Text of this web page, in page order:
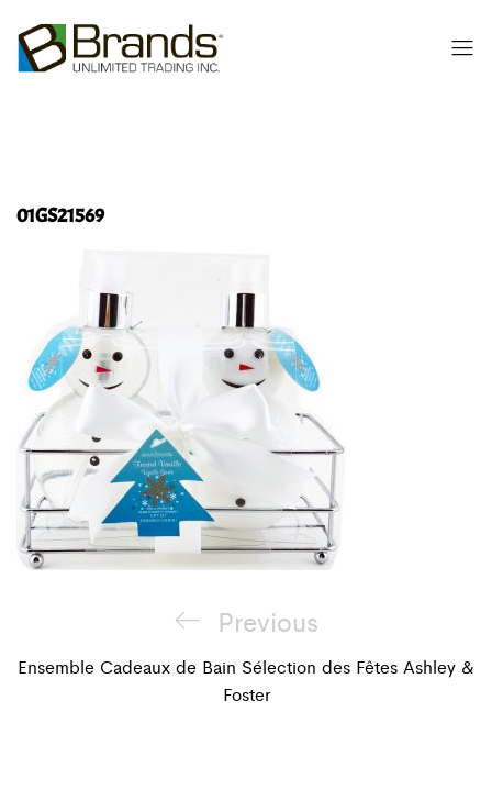
01GS21569
Navigation
de
Previous
Post
Previous
Ensemble Cadeaux de Bain Sélection des Fêtes Ashley &
Foster